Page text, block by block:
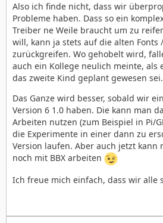
Also ich finde nicht, dass wir
Probleme haben. Dass so ein
Treiber ne Weile braucht um zu
will, kann ja stets auf die alten Fonts
zurückgreifen. Wo gehobelt wird,
auch ein Kollege neulich meinte, als
das zweite Kind geplant gewesen
Das Ganze wird besser, sobald wir
Version 6 1.0 haben. Die kann man
Arbeiten nutzen (zum Beispiel in Pi/
die Experimente in einer dann zu
Version laufen. Aber auch jetzt kann
noch mit BBX arbeiten
Ich freue mich einfach, dass wir alle